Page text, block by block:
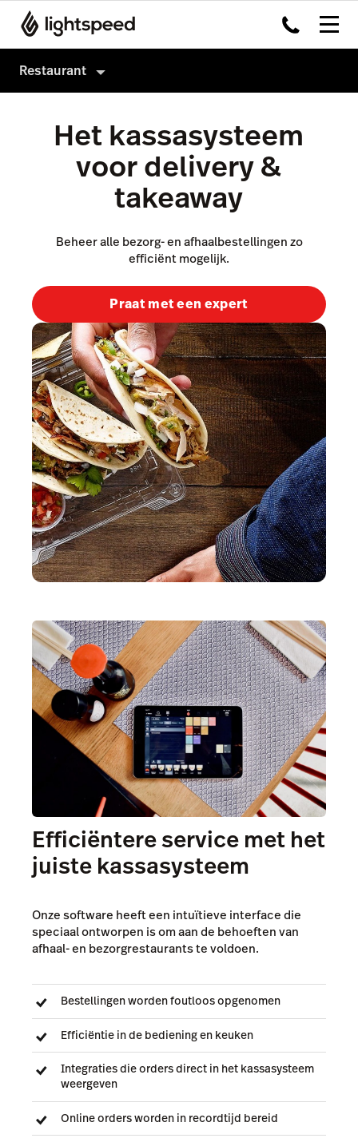
Restaurant
Producten
Kassasysteem
Kitchen Display System
Advanced Insights
Inventory
Order Anywhere
Tableside
Pulse app
Reservations
Tasks
Tempo
Benchmarks & Trends
Hardware
Multi-locatie
Klanten
Het kassasysteem
voor delivery &
takeaway
Beheer alle bezorg- en afhaalbestellingen zo
efficiënt mogelijk.
Praat met een expert
Efficiëntere service met het
juiste kassasysteem
Onze software heeft een intuïtieve interface die
speciaal ontworpen is om aan de behoeften van
afhaal- en bezorgrestaurants te voldoen.
Bestellingen worden foutloos opgenomen
Efficiëntie in de bediening en keuken
Integraties die orders direct in het kassasysteem
weergeven
Online orders worden in recordtijd bereid